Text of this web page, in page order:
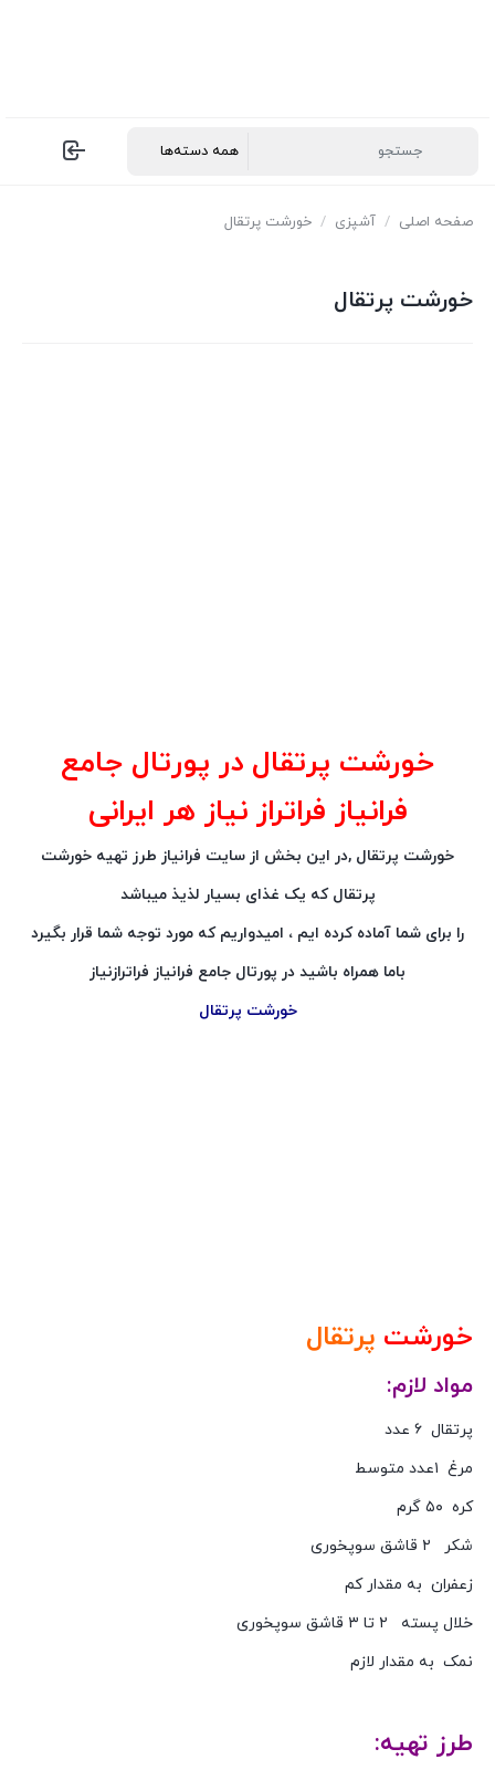
صفحه اصلی / آشپزی / خورشت پرتقال
خورشت پرتقال
خورشت پرتقال در پورتال جامع
فرانیاز فراتراز نیاز هر ایرانی
خورشت پرتقال ,در این بخش از سایت فرانیاز طرز تهیه خورشت
پرتقال که یک غذای بسیار لذیذ میباشد
را برای شما آماده کرده ایم ، امیدواریم که مورد توجه شما قرار بگیرد
باما همراه باشید در پورتال جامع فرانیاز فراترازنیاز
خورشت پرتقال
خورشت پرتقال
مواد لازم:
پرتقال ۶ عدد
مرغ ۱عدد متوسط
کره ۵۰ گرم
شکر ۲ قاشق سوپخوری
زعفران به مقدار کم
خلال پسته ۲ تا ۳ قاشق سوپخوری
نمک به مقدار لازم
طرز تهیه: